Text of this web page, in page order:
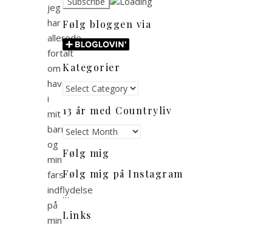
jeg
har
allerede
fortalt
om
haven
i
mit
barndomshjem
og
min
fars
indflydelse
på
min
Følg bloggen via
Kategorier
Kategorier
13 år med Countryliv
13
med
Countryliv
Følg mig
Følg mig på Instagram
…
Links